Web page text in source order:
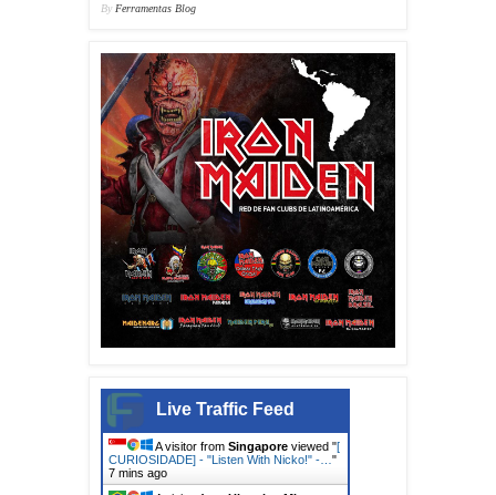
By Ferramentas Blog
Live Traffic Feed
A visitor from Singapore viewed "[
CURIOSIDADE] - "Listen With Nicko!" -… "
7 mins ago